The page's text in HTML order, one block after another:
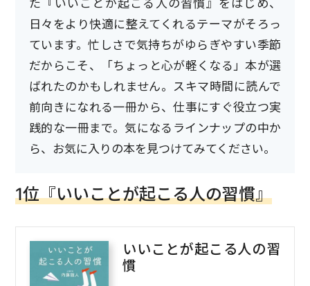
た『いいことが起こる人の習慣』をはじめ、
日々をより快適に整えてくれるテーマがそろっ
ています。忙しさで気持ちがゆらぎやすい季節
だからこそ、「ちょっと心が軽くなる」本が選
ばれたのかもしれません。スキマ時間に読んで
前向きになれる一冊から、仕事にすぐ役立つ実
践的な一冊まで。気になるラインナップの中か
ら、お気に入りの本を見つけてみてください。
1位『いいことが起こる人の習慣』
いいことが起こる人の習
慣